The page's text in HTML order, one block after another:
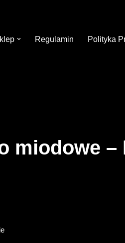
Regulamin Polityka
miodowe –